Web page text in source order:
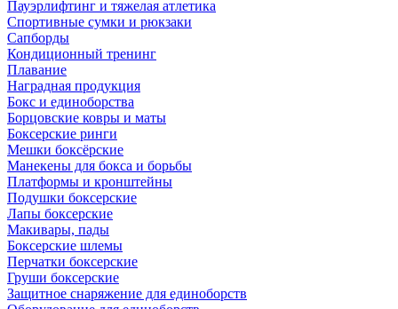
Пауэрлифтинг и тяжелая атлетика
Спортивные сумки и рюкзаки
Сапборды
Кондиционный тренинг
Плавание
Наградная продукция
Бокс и единоборства
Борцовские ковры и маты
Боксерские ринги
Мешки боксёрские
Манекены для бокса и борьбы
Платформы и кронштейны
Подушки боксерские
Лапы боксерские
Макивары, пады
Боксерские шлемы
Перчатки боксерские
Груши боксерские
Защитное снаряжение для единоборств